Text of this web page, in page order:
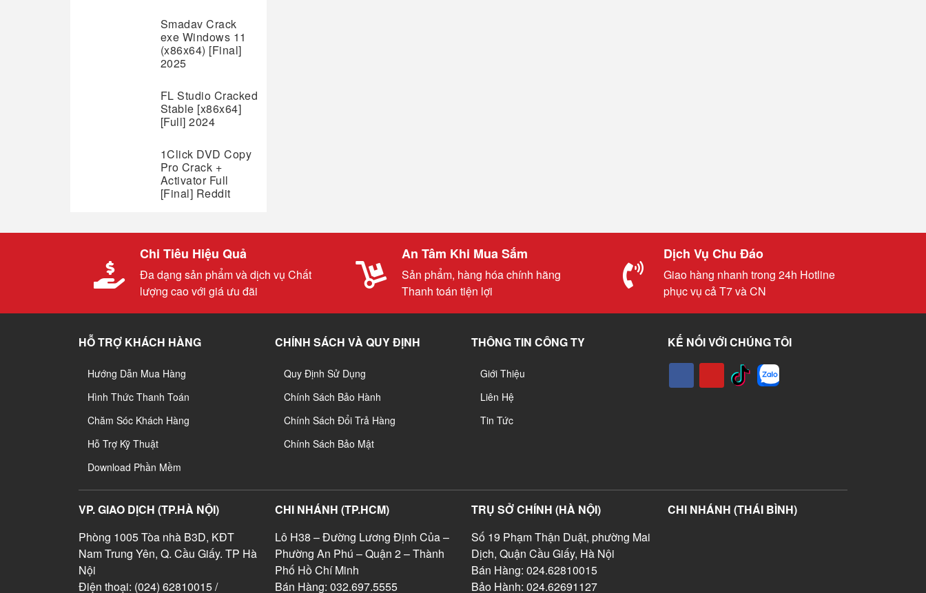
Smadav Crack
exe Windows 11
(x86x64) [Final]
2025
FL Studio Cracked
Stable [x86x64]
[Full] 2024
1Click DVD Copy
Pro Crack +
Activator Full
[Final] Reddit
Chi Tiêu Hiệu Quả
Đa dạng sản phẩm và dịch vụ Chất
lượng cao với giá ưu đãi
An Tâm Khi Mua Sắm
Sản phẩm, hàng hóa chính hãng
Thanh toán tiện lợi
Dịch Vụ Chu Đáo
Giao hàng nhanh trong 24h Hotline
phục vụ cả T7 và CN
HỖ TRỢ KHÁCH HÀNG
Hướng Dẫn Mua Hàng
Hình Thức Thanh Toán
Chăm Sóc Khách Hàng
Hỗ Trợ Kỹ Thuật
Download Phần Mềm
CHÍNH SÁCH VÀ QUY ĐỊNH
Quy Định Sử Dụng
Chính Sách Bảo Hành
Chính Sách Đổi Trả Hàng
Chính Sách Bảo Mật
THÔNG TIN CÔNG TY
Giới Thiệu
Liên Hệ
Tin Tức
KẾ NỐI VỚI CHÚNG TÔI
VP. GIAO DỊCH (TP.HÀ NỘI)
Phòng 1005 Tòa nhà B3D, KĐT
Nam Trung Yên, Q. Cầu Giấy. TP Hà
Nội
Điện thoại: (024) 62810015 /
CHI NHÁNH (TP.HCM)
Lô H38 – Đường Lương Định Của –
Phường An Phú – Quận 2 – Thành
Phố Hồ Chí Minh
Bán Hàng: 032.697.5555
TRỤ SỞ CHÍNH (HÀ NỘI)
Số 19 Phạm Thận Duật, phường Mai
Dịch, Quận Cầu Giấy, Hà Nội
Bán Hàng: 024.62810015
Bảo Hành: 024.62691127
CHI NHÁNH (THÁI BÌNH)